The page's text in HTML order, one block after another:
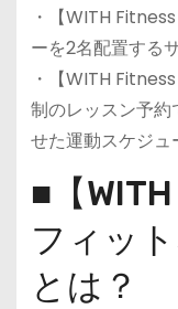
・【WITH
ーを2名配置する
・【WITH
制のレッスン予
せた運動スケジ
■【
フィッ
とは？